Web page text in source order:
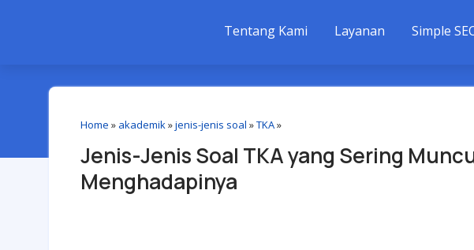
Tentang Kami Layanan Simple
Home » akademik»jenis-jenis soal »TKA»
Jenis-Jenis Soal TKA yang Sering
Menghadapinya